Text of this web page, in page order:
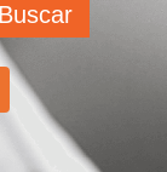
Buscar